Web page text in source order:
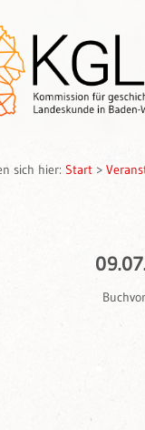
sich hier: Start >